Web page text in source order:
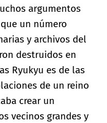
argumentos
un número
y archivos del
destruidos en
Ryukyu es de las
de un reino
crear un
vecinos grandes y